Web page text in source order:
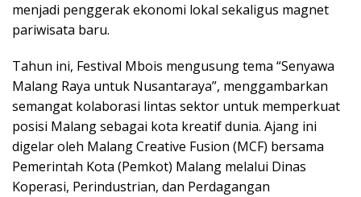
menjadi penggerak ekonomi lokal sekaligus magnet
pariwisata baru.
Tahun ini, Festival Mbois mengusung tema “Senyawa
Malang Raya untuk Nusantaraya”, menggambarkan
semangat kolaborasi lintas sektor untuk memperkuat
posisi Malang sebagai kota kreatif dunia. Ajang ini
digelar oleh Malang Creative Fusion (MCF) bersama
Pemerintah Kota (Pemkot) Malang melalui Dinas
Koperasi, Perindustrian, dan Perdagangan